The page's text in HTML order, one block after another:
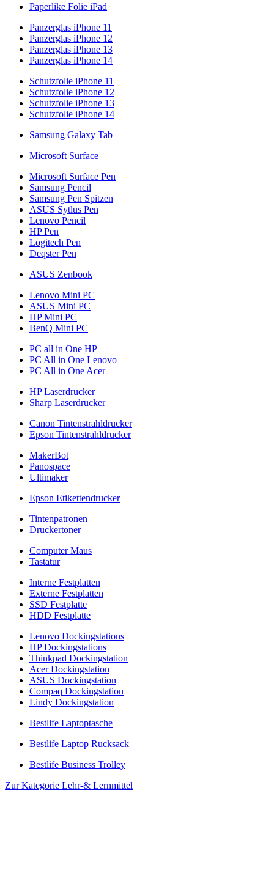
Paperlike Folie iPad
Panzerglas iPhone 11
Panzerglas iPhone 12
Panzerglas iPhone 13
Panzerglas iPhone 14
Schutzfolie iPhone 11
Schutzfolie iPhone 12
Schutzfolie iPhone 13
Schutzfolie iPhone 14
Samsung Galaxy Tab
Microsoft Surface
Microsoft Surface Pen
Samsung Pencil
Samsung Pen Spitzen
ASUS Sytlus Pen
Lenovo Pencil
HP Pen
Logitech Pen
Deqster Pen
ASUS Zenbook
Lenovo Mini PC
ASUS Mini PC
HP Mini PC
BenQ Mini PC
PC all in One HP
PC All in One Lenovo
PC All in One Acer
HP Laserdrucker
Sharp Laserdrucker
Canon Tintenstrahldrucker
Epson Tintenstrahldrucker
MakerBot
Panospace
Ultimaker
Epson Etikettendrucker
Tintenpatronen
Druckertoner
Computer Maus
Tastatur
Interne Festplatten
Externe Festplatten
SSD Festplatte
HDD Festplatte
Lenovo Dockingstations
HP Dockingstations
Thinkpad Dockingstation
Acer Dockingstation
ASUS Dockingstation
Compaq Dockingstation
Lindy Dockingstation
Bestlife Laptoptasche
Bestlife Laptop Rucksack
Bestlife Business Trolley
Zur Kategorie Lehr-& Lernmittel